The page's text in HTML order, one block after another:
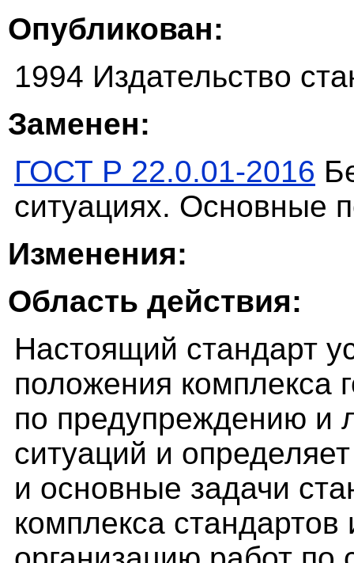
Опубликован:
1994 Издательство
Заменен:
ГОСТ Р 22.0.01-2016
ситуациях. Основные
Изменения:
Область действия:
Настоящий стандарт
положения комплекса
по предупреждению и
ситуаций и
и основные задачи
комплекса